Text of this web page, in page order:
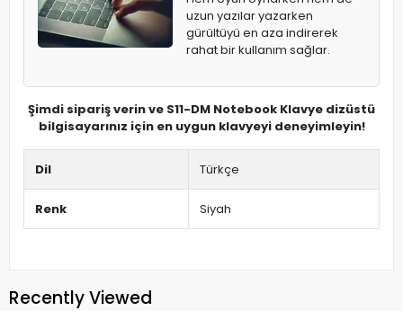
uzun yazılar yazarken
gürültüyü en aza indirerek
rahat bir kullanım sağlar.
Şimdi sipariş verin ve S11-DM Notebook Klavye dizüstü
bilgisayarınız için en uygun klavyeyi deneyimleyin!
Dil Türkçe
Renk Siyah
Recently Viewed